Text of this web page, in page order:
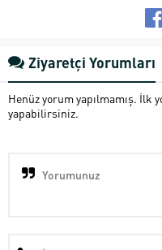
Ziyaretçi Yorumları
Henüz yorum yapılmamış. İlk
yapabilirsiniz.